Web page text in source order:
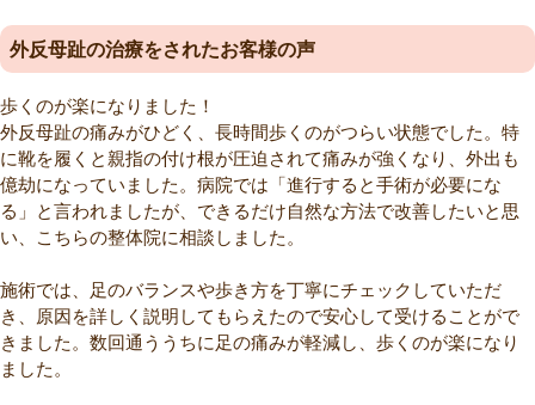
外反母趾の治療をされたお客様の声
歩くのが楽になりました！
外反母趾の痛みがひどく、長時間歩くのがつらい状態でした。特
に靴を履くと親指の付け根が圧迫されて痛みが強くなり、外出も
億劫になっていました。病院では「進行すると手術が必要にな
る」と言われましたが、できるだけ自然な方法で改善したいと思
い、こちらの整体院に相談しました。
施術では、足のバランスや歩き方を丁寧にチェックしていただ
き、原因を詳しく説明してもらえたので安心して受けることがで
きました。数回通ううちに足の痛みが軽減し、歩くのが楽になり
ました。